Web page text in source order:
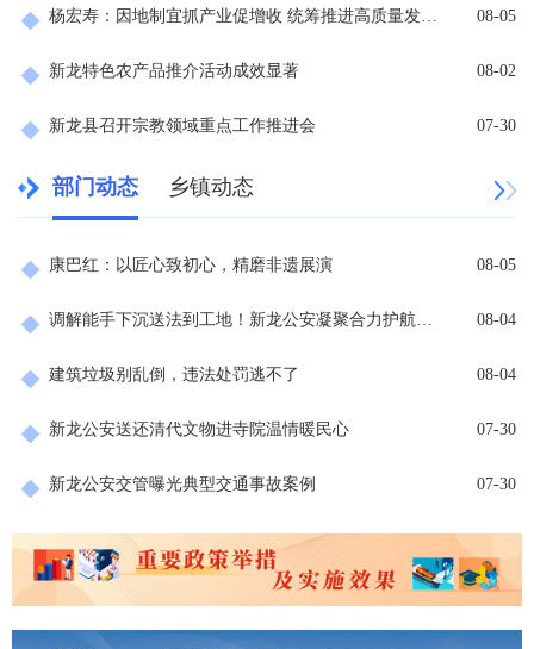
杨宏寿：因地制宜抓产业促增收 统筹推进高质量发展和长治久安 08-05
新龙特色农产品推介活动成效显著 08-02
新龙县召开宗教领域重点工作推进会 07-30
部门动态 乡镇动态
康巴红：以匠心致初心，精磨非遗展演 08-05
调解能手下沉送法到工地！新龙公安凝聚合力护航重点工程项目稳健推进 08-04
建筑垃圾别乱倒，违法处罚逃不了 08-04
新龙公安送还清代文物进寺院温情暖民心 07-30
新龙公安交管曝光典型交通事故案例 07-30